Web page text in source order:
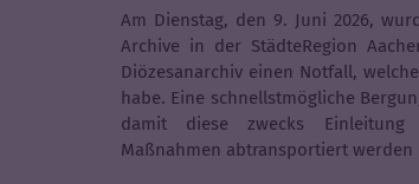
Am Dienstag, den 9. Juni 2026,
Archive in der StädteRegion
Diözesanarchiv einen Notfall,
habe. Eine schnellstmögliche
damit diese zwecks Einleitung
Maßnahmen abtransportiert werden